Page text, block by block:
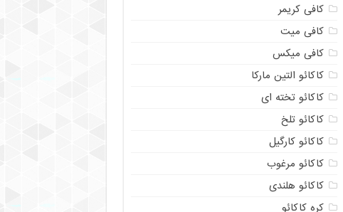
کافی کریمر
کافی میت
کافی میکس
کاکائو التین مارکا
کاکائو تخته ای
کاکائو تلخ
کاکائو کارگیل
کاکائو مرغوب
کاکائو هلندی
کره کاکائو